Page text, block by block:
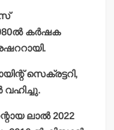
കര്‍ഷക
സെക്രട്ടറി,
വഹിച്ചു.
ലാല്‍ 2022